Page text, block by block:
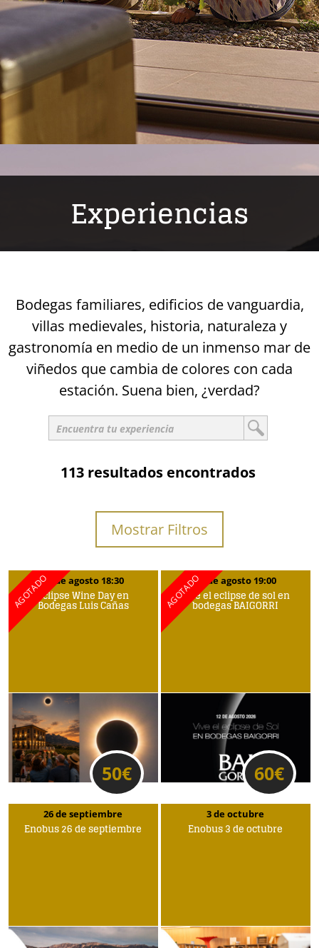
Experiencias
Bodegas familiares, edificios de vanguardia,
villas medievales, historia, naturaleza y
gastronomía en medio de un inmenso mar de
viñedos que cambia de colores con cada
estación. Suena bien, ¿verdad?
113 resultados encontrados
Mostrar Filtros
12 de agosto 18:30
Eclipse Wine Day en
Bodegas Luis Cañas
50€
12 de agosto 19:00
Vive el eclipse de sol en
bodegas BAIGORRI
60€
26 de septiembre
Enobus 26 de septiembre
3 de octubre
Enobus 3 de octubre